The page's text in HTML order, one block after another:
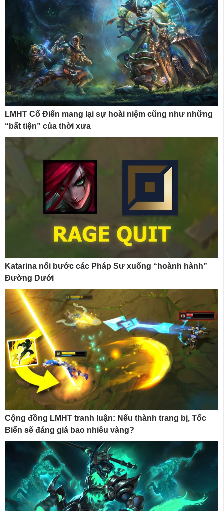
LMHT Cổ Điển mang lại sự hoài niệm cũng như những
“bất tiện” của thời xưa
Katarina nối bước các Pháp Sư xuống “hoành hành”
Đường Dưới
Cộng đồng LMHT tranh luận: Nếu thành trang bị, Tốc
Biến sẽ đáng giá bao nhiêu vàng?